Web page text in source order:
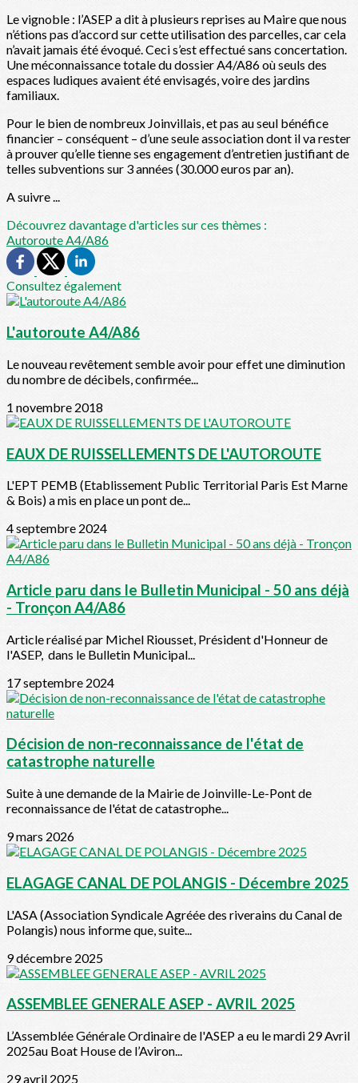
Le vignoble : l’ASEP a dit à plusieurs reprises au Maire que nous
n’étions pas d’accord sur cette utilisation des parcelles, car cela
n’avait jamais été évoqué. Ceci s’est effectué sans concertation.
Une méconnaissance totale du dossier A4/A86 où seuls des
espaces ludiques avaient été envisagés, voire des jardins
familiaux.
Pour le bien de nombreux Joinvillais, et pas au seul bénéfice
financier – conséquent – d’une seule association dont il va rester
à prouver qu’elle tienne ses engagement d’entretien justifiant de
telles subventions sur 3 années (30.000 euros par an).
A suivre ...
Découvrez davantage d'articles sur ces thèmes :
Autoroute A4/A86
Consultez également
L'autoroute A4/A86
Le nouveau revêtement semble avoir pour effet une diminution
du nombre de décibels, confirmée...
1 novembre 2018
EAUX DE RUISSELLEMENTS DE L'AUTOROUTE
L'EPT PEMB (Etablissement Public Territorial Paris Est Marne
& Bois) a mis en place un pont de...
4 septembre 2024
Article paru dans le Bulletin Municipal - 50 ans déjà
- Tronçon A4/A86
Article réalisé par Michel Riousset, Président d'Honneur de
l'ASEP, dans le Bulletin Municipal...
17 septembre 2024
Décision de non-reconnaissance de l'état de
catastrophe naturelle
Suite à une demande de la Mairie de Joinville-Le-Pont de
reconnaissance de l'état de catastrophe...
9 mars 2026
ELAGAGE CANAL DE POLANGIS - Décembre 2025
L'ASA (Association Syndicale Agréée des riverains du Canal de
Polangis) nous informe que, suite...
9 décembre 2025
ASSEMBLEE GENERALE ASEP - AVRIL 2025
L’Assemblée Générale Ordinaire de l'ASEP a eu le mardi 29 Avril
2025au Boat House de l’Aviron...
29 avril 2025